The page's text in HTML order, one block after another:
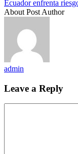
Ecuador enfrenta
About Post Author
admin
Leave a Reply